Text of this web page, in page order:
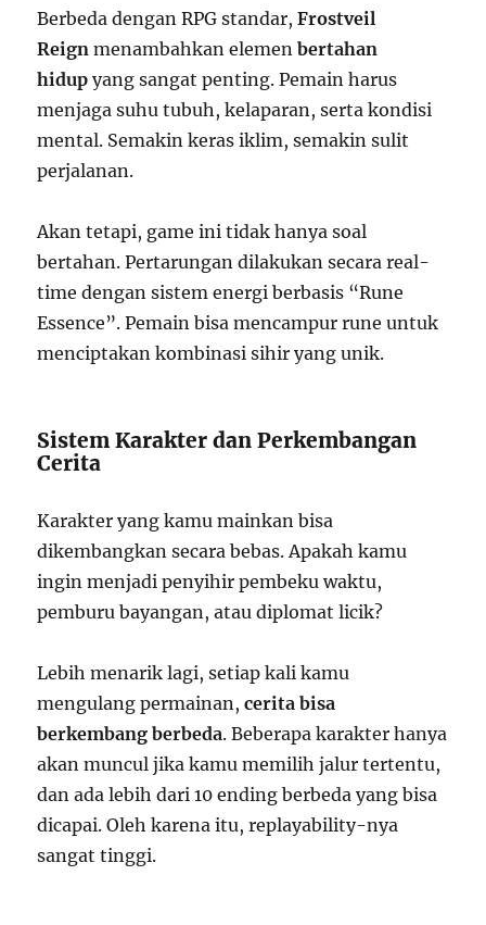
Berbeda dengan RPG standar,Frostveil
Reign menambahkan elemenbertahan
hidup yang sangat penting. Pemain harus
menjaga suhu tubuh, kelaparan, serta kondisi
mental. Semakin keras iklim, semakin sulit
perjalanan.
Akan tetapi, game ini tidak hanya soal
bertahan. Pertarungan dilakukan secara real-
time dengan sistem energi berbasis “Rune
Essence”. Pemain bisa mencampur rune untuk
menciptakan kombinasi sihir yang unik.
Sistem Karakter dan Perkembangan
Cerita
Karakter yang kamu mainkan bisa
dikembangkan secara bebas. Apakah kamu
ingin menjadi penyihir pembeku waktu,
pemburu bayangan, atau diplomat licik?
Lebih menarik lagi, setiap kali kamu
mengulang permainan,cerita bisa
berkembang berbeda. Beberapa karakter hanya
akan muncul jika kamu memilih jalur tertentu,
dan ada lebih dari 10 ending berbeda yang bisa
dicapai. Oleh karena itu, replayability-nya
sangat tinggi.